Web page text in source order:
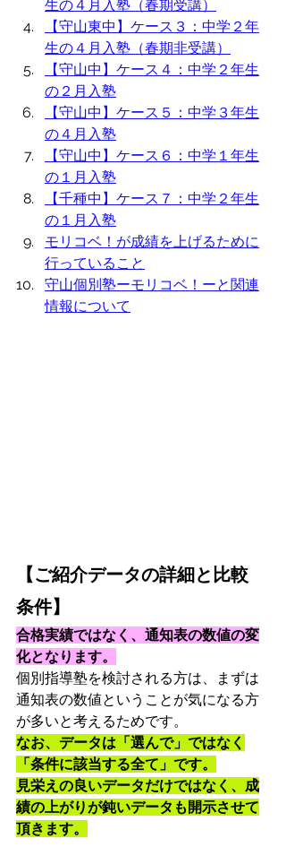
生の４月入塾（春期受講）
【守山東中】 ケース３：中学２年
生の４月入塾（春期非受講）
【守山中】 ケース４：中学２年生
の２月入塾
【守山中】 ケース５：中学３年生
の４月入塾
【守山中】 ケース６：中学１年生
の１月入塾
【千種中】 ケース７：中学２年生
の１月入塾
モリコベ！が成績を上げるために
行っていること
守山個別塾ーモリコベ！ーと関連
情報について
【ご紹介データの詳細と比較
条件】
合格実績ではなく、通知表の数値の変
化となります。
個別指導塾を検討される方は、まずは
通知表の数値ということが気になる方
が多いと考えるためです。
なお、データは「選んで」ではなく
「条件に該当する全て」です。
見栄えの良いデータだけではなく、成
績の上がりが鈍いデータも開示させて
頂きます。